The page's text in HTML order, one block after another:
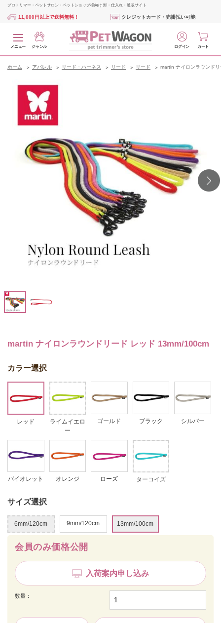
プロトリマー・ペットサロン・ペットショップ様向け 卸・仕入れ・通販サイト
11,000円以上で送料無料！ クレジットカード・売掛払い可能
メニュー ジャンル ログイン カート
ホーム アパレル リード・ハーネス リード リード martin ナイロンラウンド
martin ナイロンラウンドリード レッド 13mm/100cm
会員のみ価格公開
入荷案内申し込み
数量：
カラー選択
レッド
ライムイエロ
ー
ゴールド ブラック シルバー
バイオレット オレンジ ローズ ターコイズ
サイズ選択
6mm/120cm 9mm/120cm 13mm/100cm